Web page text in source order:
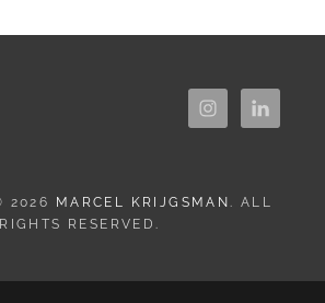
2026 MARCEL KRIJGSMAN. ALL
RIGHTS RESERVED.